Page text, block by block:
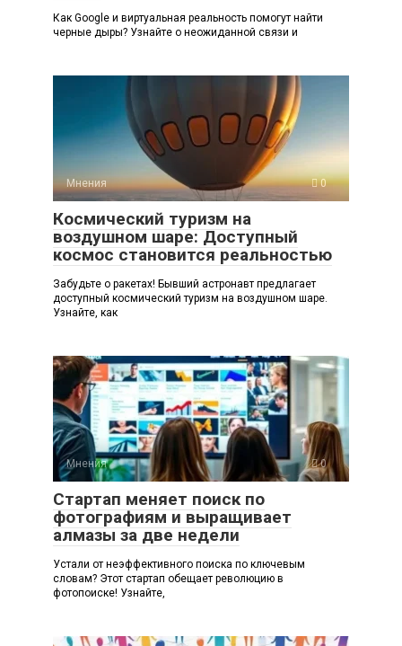
Как Google и виртуальная реальность помогут найти
черные дыры? Узнайте о неожиданной связи и
Мнения 0
Космический туризм на
воздушном шаре: Доступный
космос становится реальностью
Забудьте о ракетах! Бывший астронавт предлагает
доступный космический туризм на воздушном шаре.
Узнайте, как
Мнения 0
Стартап меняет поиск по
фотографиям и выращивает
алмазы за две недели
Устали от неэффективного поиска по ключевым
словам? Этот стартап обещает революцию в
фотопоиске! Узнайте,